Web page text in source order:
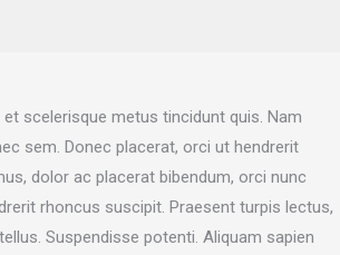
scelerisque metus tincidunt quis. Nam
sem. Donec placerat, orci ut hendrerit
dolor ac placerat bibendum, orci nunc
rhoncus suscipit. Praesent turpis lectus,
Suspendisse potenti. Aliquam sapien